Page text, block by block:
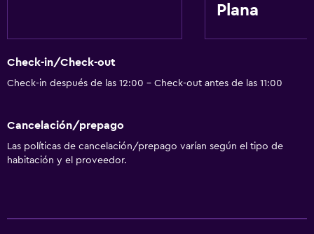
Plana
Check-in/Check-out
Check-in después de las 12:00 - Check-out antes de las 11:00
Cancelación/prepago
Las políticas de cancelación/prepago varían según el tipo de
habitación y el proveedor.